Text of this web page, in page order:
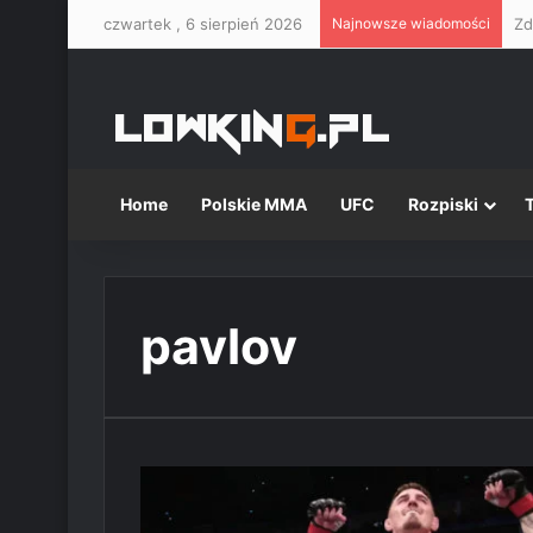
czwartek , 6 sierpień 2026 Najnowsze wiadomości
Home Polskie MMA UFC Rozpiski
pavlov